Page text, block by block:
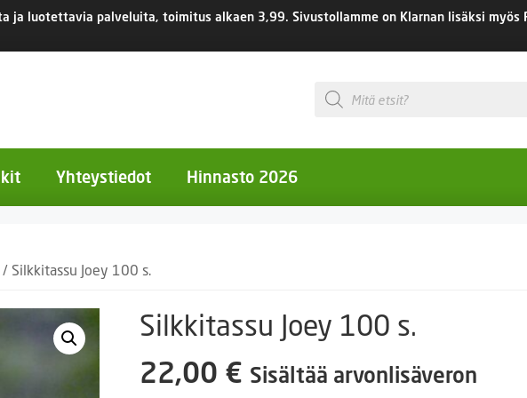
ja luotettavia palveluita, toimitus alkaen 3,99. Sivustollamme on Klarnan lisäksi myös
Products
search
kukat
Ruukut
Yhteystiedot Hinnasto 2026
/ Silkkitassu Joey 100 s.
Silkkitassu Joey 100 s.
22,00 € Sisältää arvonlisäveron